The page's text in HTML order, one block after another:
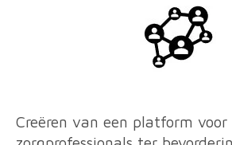
Creëren van een platform